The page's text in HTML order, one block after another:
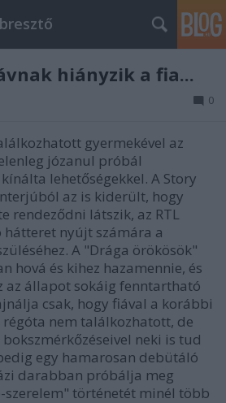
hiányzik a fia...
0
gyermekével az
józanul próbál
lehetőségekkel. A Story
az is kiderült, hogy
rendeződni látszik, az RTL
nyújt számára a
A "Drága örökösök"
hová és kihez hazamennie, és
az állapot sokáig fenntartható
csak, hogy fiával a korábbi
nem találkozhatott, de
neki is tud
egy hamarosan debütáló
darabban próbálja meg
szerelem" történetét minél több